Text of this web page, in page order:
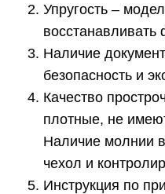
Упругость –
Наличие
безопасность и
Качество
плотные, не
Наличие молнии
чехол и
Инструкция по